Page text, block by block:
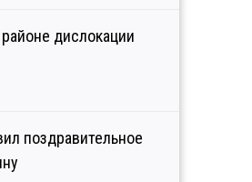
дислокации
поздравительное